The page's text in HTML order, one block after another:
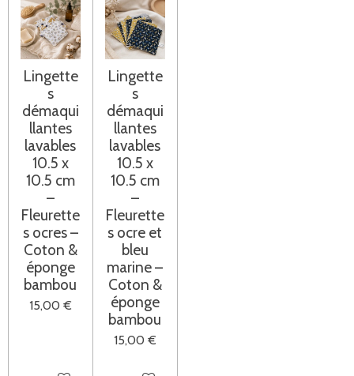
Lingette
s
démaqui
llantes
lavables
10.5 x
10.5 cm
–
Fleurette
s ocres –
Coton &
éponge
bambou
15,00 €
Lingette
s
démaqui
llantes
lavables
10.5 x
10.5 cm
–
Fleurette
s ocre et
bleu
marine –
Coton &
éponge
bambou
15,00 €